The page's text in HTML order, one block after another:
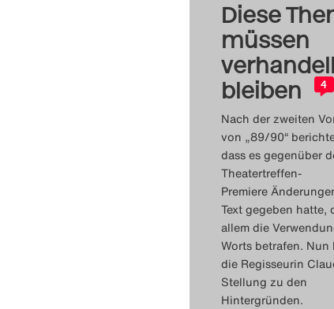
Diese
müssen
bleiben
4
Nach der zweiten
von „89/90“
dass es gegenüber
Theatertreffen-
Premiere
Text gegeben hatte,
allem die
Worts betrafen. Nun
die Regisseurin
Stellung zu den
Hintergründen.